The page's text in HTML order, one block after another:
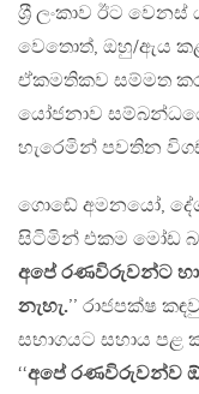
ශ‍්‍රී ලංකාව ඊට
වෙතොත්, ඔහු/ඇය
ඒකමතිකව සම්මත
යෝජනාව
හැරෙමින් පවතින
ගොඬේ අමනයෝ,
සිටිමින් එකම මෝඩ
අපේ රණවිරුවන්ට
නැහැ.’’ රාජපක්ෂ
සභාගයට සහාය පළ
‘‘අපේ රණවිරුවන්ව